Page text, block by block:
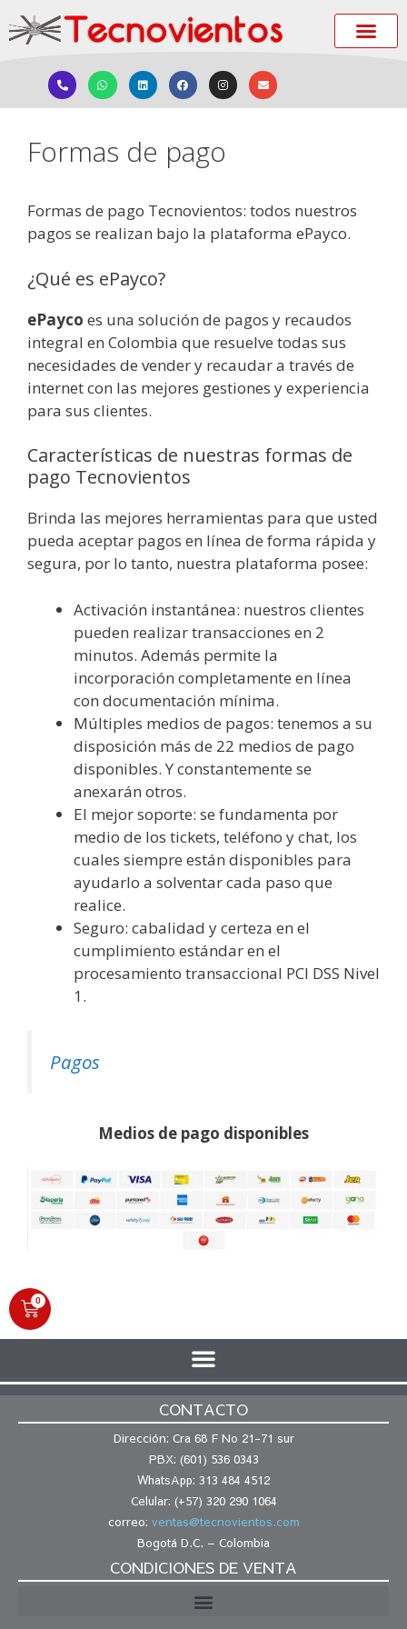
Formas de pago
Formas de pago Tecnovientos: todos nuestros
pagos se realizan bajo la plataforma ePayco.
¿Qué es ePayco?
ePayco es una solución de pagos y recaudos
integral en Colombia que resuelve todas sus
necesidades de vender y recaudar a través de
internet con las mejores gestiones y experiencia
para sus clientes.
Características de nuestras formas de
pago Tecnovientos
Brinda las mejores herramientas para que usted
pueda aceptar pagos en línea de forma rápida y
segura, por lo tanto, nuestra plataforma posee:
Activación instantánea: nuestros clientes
pueden realizar transacciones en 2
minutos. Además permite la
incorporación completamente en línea
con documentación mínima.
Múltiples medios de pagos: tenemos a su
disposición más de 22 medios de pago
disponibles. Y constantemente se
anexarán otros.
El mejor soporte: se fundamenta por
medio de los tickets, teléfono y chat, los
cuales siempre están disponibles para
ayudarlo a solventar cada paso que
realice.
Seguro: cabalidad y certeza en el
cumplimiento estándar en el
procesamiento transaccional PCI DSS Nivel
1.
Pagos
Medios de pago disponibles
0
CONTACTO
Dirección: Cra 68 F No 21-71 sur
PBX: (601) 536 0343
WhatsApp: 313 484 4512
Celular: (+57) 320 290 1064
correo: ventas@tecnovientos.com
Bogotá D.C. – Colombia
CONDICIONES DE VENTA